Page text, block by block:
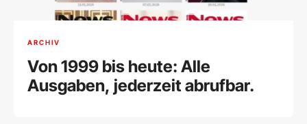
ARCHIV
Von 1999 bis heute: Alle
Ausgaben, jederzeit abrufbar.